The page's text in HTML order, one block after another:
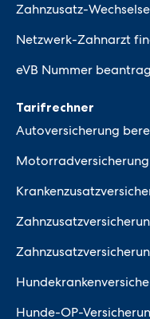
Zahnzusatz-
Netzwerk-Zahnarzt
eVB Nummer
Tarifrechner
Autoversicherung
Hunde-OP-